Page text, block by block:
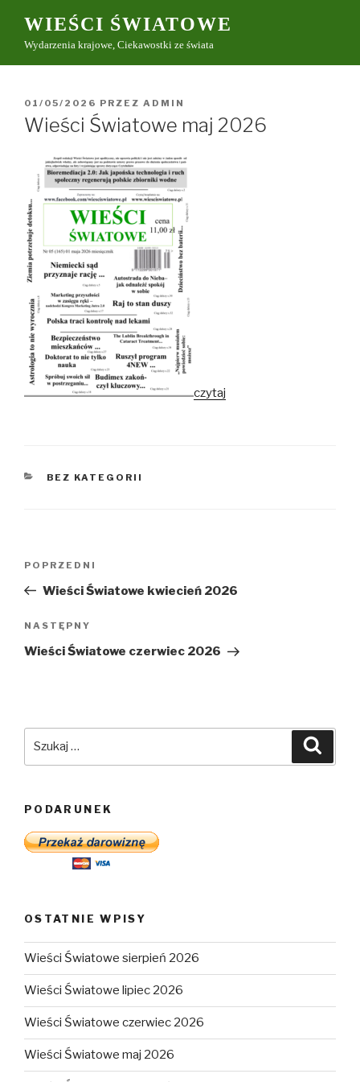
treści
WIEŚCI ŚWIATOWE
Wydarzenia krajowe, Ciekawostki ze świata
OPUBLIKOWANE
W
01/05/2026 PRZEZ ADMIN
Wieści Światowe maj 2026
czytaj
KATEGORIE
BEZ KATEGORII
Poprzedni
wpis
POPRZEDNI
Wieści Światowe kwiecień 2026
Następny
wpis
NASTĘPNY
Wieści Światowe czerwiec 2026
PODARUNEK
OSTATNIE WPISY
Wieści Światowe sierpień 2026
Wieści Światowe lipiec 2026
Wieści Światowe czerwiec 2026
Wieści Światowe maj 2026